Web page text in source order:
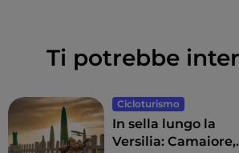
Ti potrebbe
Cicloturismo
In sella lungo la
Versilia: Camaiore,